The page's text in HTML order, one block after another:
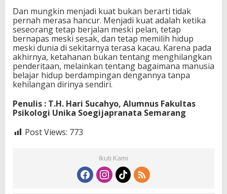
Dan mungkin menjadi kuat bukan berarti tidak
pernah merasa hancur. Menjadi kuat adalah ketika
seseorang tetap berjalan meski pelan, tetap
bernapas meski sesak, dan tetap memilih hidup
meski dunia di sekitarnya terasa kacau. Karena pada
akhirnya, ketahanan bukan tentang menghilangkan
penderitaan, melainkan tentang bagaimana manusia
belajar hidup berdampingan dengannya tanpa
kehilangan dirinya sendiri.
Penulis : T.H. Hari Sucahyo, Alumnus Fakultas
Psikologi Unika Soegijapranata Semarang
Post Views: 773
Ikuti Kami